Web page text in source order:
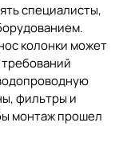
специалисты,
колонки может
фильтры и
монтаж прошел